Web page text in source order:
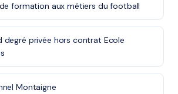
formation aux métiers du football
degré privée hors contrat Ecole
Montaigne